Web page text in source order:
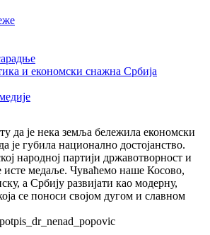
и економски снажна Србија
да је нека земља бележила економски
је губила национално достојанство.
народној партији државотворност и
исте медаље. Чуваћемо наше Косово,
а Србију развијати као модерну,
се поноси својом дугом и славном